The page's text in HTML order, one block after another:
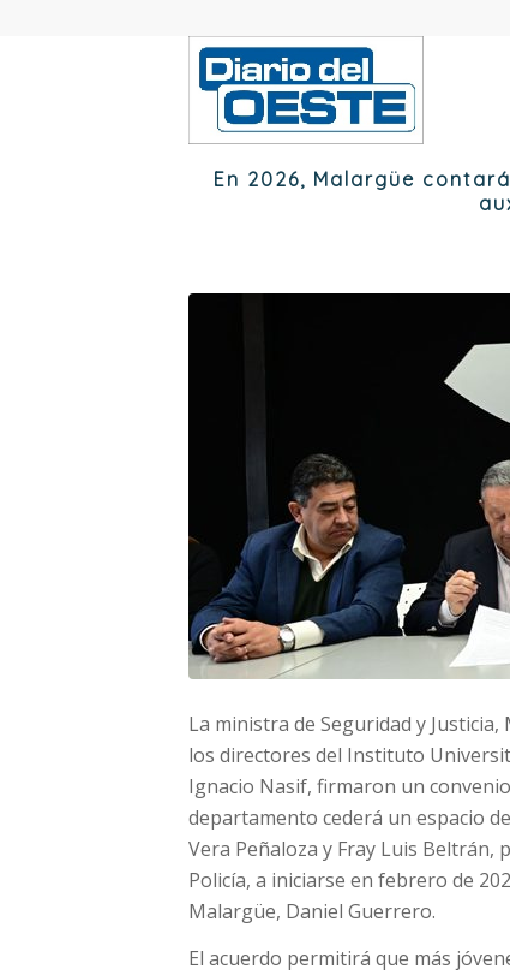
En 2026, Malargüe
La ministra de Seguridad y
los directores del Instituto
Ignacio Nasif, firmaron un
departamento cederá un espacio
Vera Peñaloza y Fray Luis Beltrán,
Policía, a iniciarse en febrero de
Malargüe, Daniel Guerrero.
El acuerdo permitirá que más